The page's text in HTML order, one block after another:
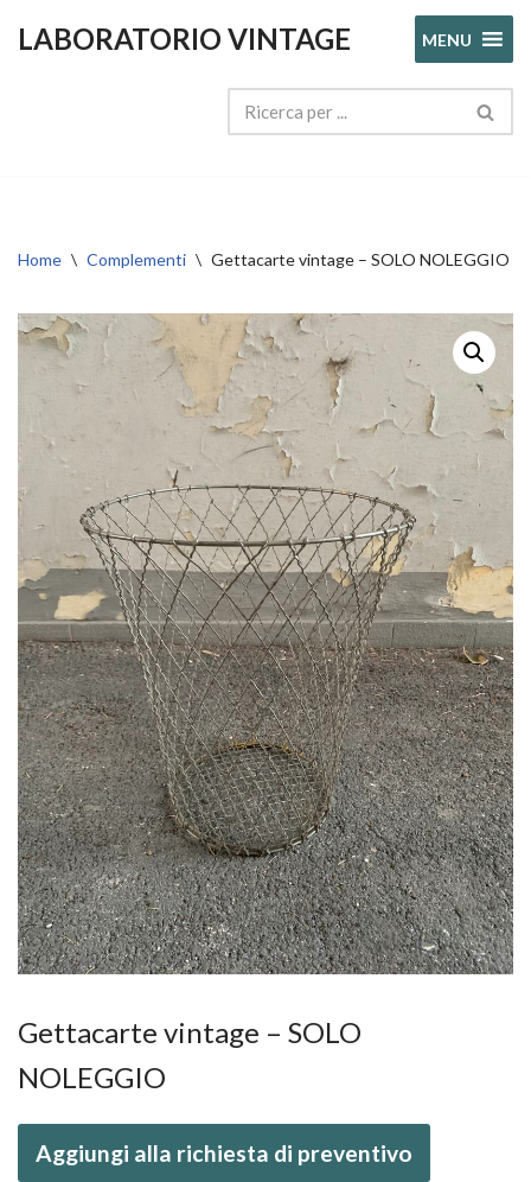
LABORATORIO VINTAGE MENU
Home \ Complementi \ Gettacarte vintage – SOLO NOLEGGIO
Gettacarte vintage – SOLO
NOLEGGIO
Aggiungi alla richiesta di preventivo